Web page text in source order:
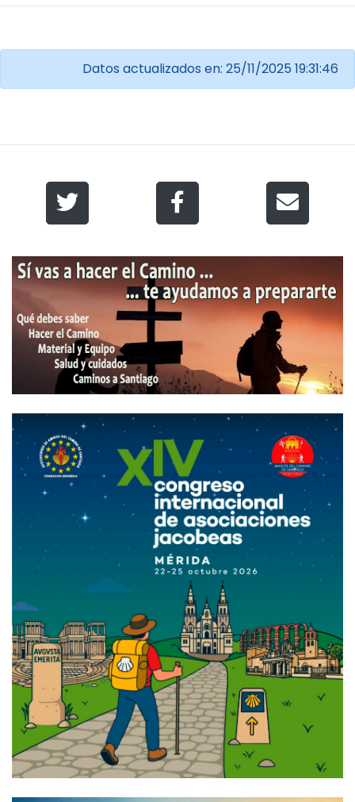
Datos actualizados en: 25/11/2025 19:31:46